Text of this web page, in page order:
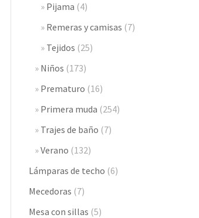
Pijama (4)
Remeras y camisas (7)
Tejidos (25)
Niños (173)
Prematuro (16)
Primera muda (254)
Trajes de baño (7)
Verano (132)
Lámparas de techo (6)
Mecedoras (7)
Mesa con sillas (5)